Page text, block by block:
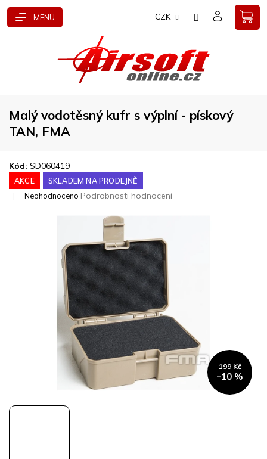
Přejít
CZK
Malý vodotěsný kufr s výplní - pískový
TAN, FMA
Kód: SD060419
AKCE SKLADEM NA PRODEJNĚ
Průměrné
Neohodnoceno Podrobnosti hodnocení
199 Kč
–10 %